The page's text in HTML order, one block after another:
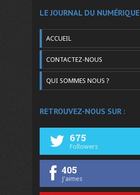
LE JOURNAL DU NUMÉRIQUE
ACCUEIL
CONTACTEZ-NOUS
QUI SOMMES NOUS ?
RETROUVEZ-NOUS SUR :
675
Followers
405
J'aimes